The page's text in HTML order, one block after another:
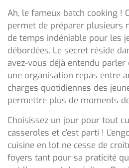
Ah, le fameux batch cooking !
permet de préparer plusieurs
de temps indéniable pour les
débordées. Le secret réside
avez-vous déjà entendu parler
une organisation repas entre
charges quotidiennes des
permettre plus de moments
Choisissez un jour pour tout
casseroles et c’est parti !
cuisine en lot ne cesse de
foyers tant pour sa praticité